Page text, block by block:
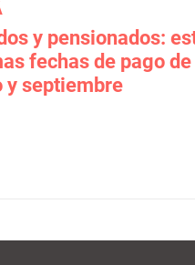
y pensionados:
fechas de pago de
y septiembre